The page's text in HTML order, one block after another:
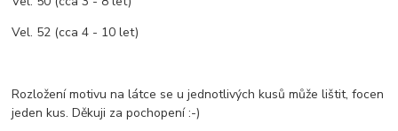
Vel. 52 (cca 4 - 10 let)
Rozložení motivu na látce se u jednotlivých kusů může lištit, focen
jeden kus. Děkuji za pochopení :-)